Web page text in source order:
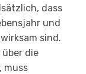
dass
und
sind.
über die
muss